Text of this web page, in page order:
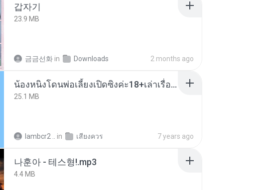
갑자기
23.9 MB
금금선화 in Downloads 2 months ago
น้องหนิงโดนพ่อเลี้ยงเปิดซิงค่ะ18+เล่าเรื่องเสียว.mp3
25.1 MB
lambcr2 .. in เสียงควร 7 years ago
나훈아 - 테스형!.mp3
4.4 MB